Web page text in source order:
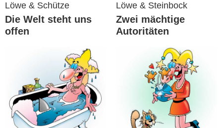
Löwe & Schütze
Die Welt steht uns
offen
Löwe & Steinbock
Zwei mächtige
Autoritäten